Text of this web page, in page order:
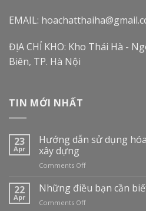
EMAIL:
ĐỊA CHỈ KHO: Kho Thái Hà -
Biên, TP. Hà Nội
TIN MỚI NHẤT
23
Apr
Hướng dẫn sử dụng
xây dựng
Comments Offon
dẫn
22
Apr
Những điều bạn cần
Comments Offon